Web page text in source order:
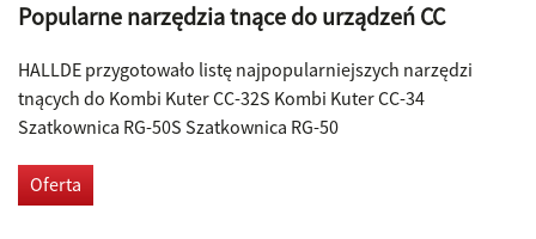
Popularne narzędzia tnące do urządzeń CC
HALLDE przygotowało listę najpopularniejszych narzędzi
tnących do Kombi Kuter CC-32S Kombi Kuter CC-34
Szatkownica RG-50S Szatkownica RG-50
Oferta